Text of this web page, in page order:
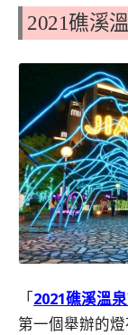
2021礁溪
「2021礁溪溫
第一個舉辦的燈